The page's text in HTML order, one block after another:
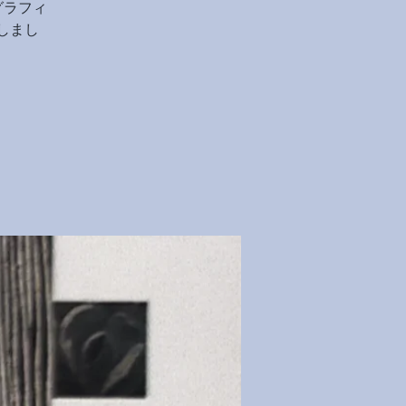
フィ
まし